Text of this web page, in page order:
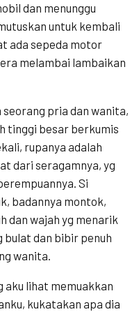
dan menunggu
untuk kembali
ada sepeda motor
melambai lambaikan
pria dan wanita,
tinggi besar berkumis
rupanya adalah
dari seragamnya, yg
Si
badannya montok,
dan wajah yg menarik
bulat dan bibir penuh
wanita.
aku lihat memuakkan
kukatakan apa dia